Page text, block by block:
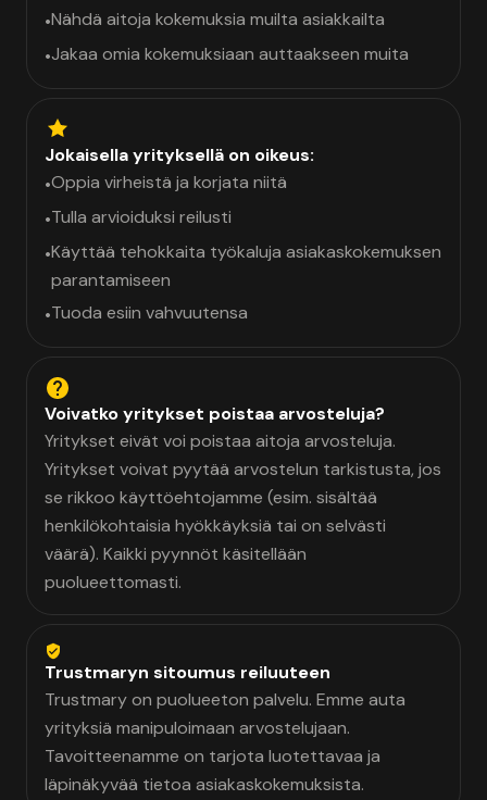
•Nähdä aitoja kokemuksia muilta asiakkailta
•Jakaa omia kokemuksiaan auttaakseen muita
Jokaisella yrityksellä on oikeus:
•Oppia virheistä ja korjata niitä
•Tulla arvioiduksi reilusti
•Käyttää tehokkaita työkaluja asiakaskokemuksen
parantamiseen
•Tuoda esiin vahvuutensa
Voivatko yritykset poistaa arvosteluja?
Yritykset eivät voi poistaa aitoja arvosteluja.
Yritykset voivat pyytää arvostelun tarkistusta, jos
se rikkoo käyttöehtojamme (esim. sisältää
henkilökohtaisia hyökkäyksiä tai on selvästi
väärä). Kaikki pyynnöt käsitellään
puolueettomasti.
Trustmaryn sitoumus reiluuteen
Trustmary on puolueeton palvelu. Emme auta
yrityksiä manipuloimaan arvostelujaan.
Tavoitteenamme on tarjota luotettavaa ja
läpinäkyvää tietoa asiakaskokemuksista.